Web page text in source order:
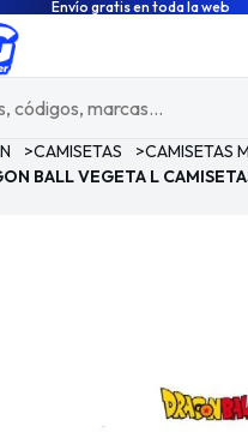
Envío gratis en toda la web
>CAMISETAS >CAMISETAS
BALL VEGETA L